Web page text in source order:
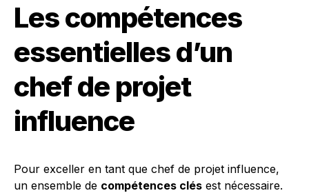
Les compétences
essentielles d’un
chef de projet
influence
Pour exceller en tant que chef de projet influence,
un ensemble de compétences clés est nécessaire.